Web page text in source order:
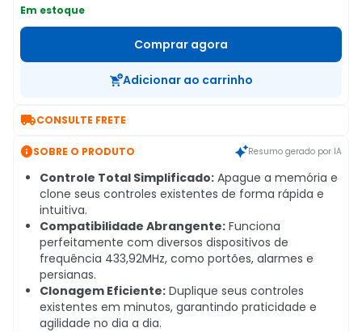
Em estoque
Comprar agora
Adicionar ao carrinho
CONSULTE FRETE
SOBRE O PRODUTO Resumo gerado por IA
Controle Total Simplificado: Apague a memória e
clone seus controles existentes de forma rápida e
intuitiva.
Compatibilidade Abrangente: Funciona
perfeitamente com diversos dispositivos de
frequência 433,92MHz, como portões, alarmes e
persianas.
Clonagem Eficiente: Duplique seus controles
existentes em minutos, garantindo praticidade e
agilidade no dia a dia.